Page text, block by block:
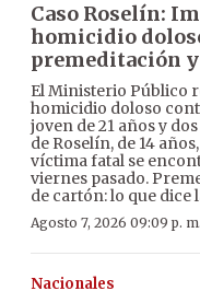
Caso Roselín:
homicidio
premeditación
El Ministerio Público
homicidio doloso
joven de 21 años y
de Roselín, de 14
víctima fatal se
viernes pasado.
de cartón: lo que dice
Agosto 7, 2026 09:09 p. m.
Nacionales